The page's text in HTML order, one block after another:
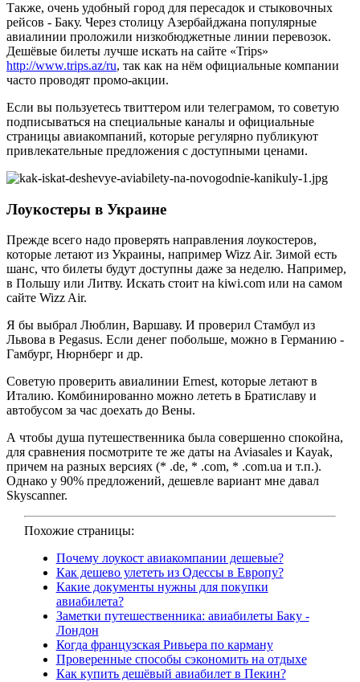
Также, очень удобный город для пересадок и стыковочных
рейсов - Баку. Через столицу Азербайджана популярные
авиалинии проложили низкобюджетные линии перевозок.
Дешёвые билеты лучше искать на сайте «Trips»
http://www.trips.az/ru, так как на нём официальные компании
часто проводят промо-акции.
Если вы пользуетесь твиттером или телеграмом, то советую
подписываться на специальные каналы и официальные
страницы авиакомпаний, которые регулярно публикуют
привлекательные предложения с доступными ценами.
Лоукостеры в Украине
Прежде всего надо проверять направления лоукостеров,
которые летают из Украины, например Wizz Air. Зимой есть
шанс, что билеты будут доступны даже за неделю. Например,
в Польшу или Литву. Искать стоит на kiwi.com или на самом
сайте Wizz Air.
Я бы выбрал Люблин, Варшаву. И проверил Стамбул из
Львова в Pegasus. Если денег побольше, можно в Германию -
Гамбург, Нюрнберг и др.
Советую проверить авиалинии Ernest, которые летают в
Италию. Комбинированно можно лететь в Братиславу и
автобусом за час доехать до Вены.
А чтобы душа путешественника была совершенно спокойна,
для сравнения посмотрите те же даты на Aviasales и Kayak,
причем на разных версиях (* .de, * .com, * .com.ua и т.п.).
Однако у 90% предложений, дешевле вариант мне давал
Skyscanner.
Похожие страницы:
Почему лоукост авиакомпании дешевые?
Как дешево улететь из Одессы в Европу?
Какие документы нужны для покупки
авиабилета?
Заметки путешественника: авиабилеты Баку -
Лондон
Когда французская Ривьера по карману
Проверенные способы сэкономить на отдыхе
Как купить дешёвый авиабилет в Пекин?